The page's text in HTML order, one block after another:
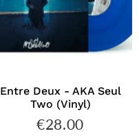
Entre Deux - AKA Seul
Two (Vinyl)
Prix
€28.00